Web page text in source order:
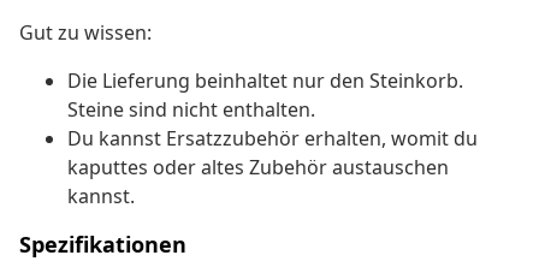
Gut zu wissen:
Die Lieferung beinhaltet nur den Steinkorb.
Steine sind nicht enthalten.
Du kannst Ersatzzubehör erhalten, womit du
kaputtes oder altes Zubehör austauschen
kannst.
Spezifikationen